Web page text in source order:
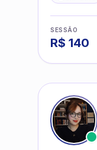
SESSÃO
R$ 140